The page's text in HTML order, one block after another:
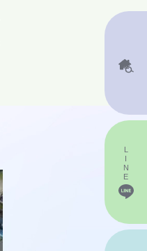
LINE